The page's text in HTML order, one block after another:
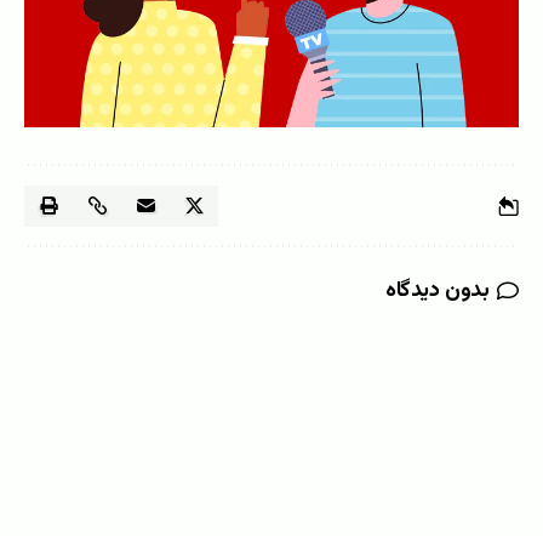
بدون دیدگاه